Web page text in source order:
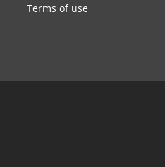
Terms of use